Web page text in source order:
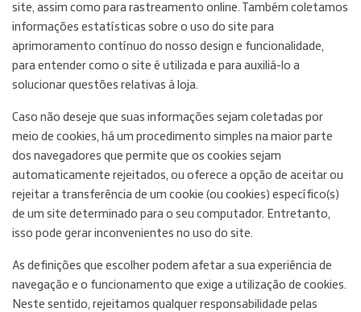
site, assim como para rastreamento online. Também coletamos
informações estatísticas sobre o uso do site para
aprimoramento contínuo do nosso design e funcionalidade,
para entender como o site é utilizada e para auxiliá-lo a
solucionar questões relativas à loja.
Caso não deseje que suas informações sejam coletadas por
meio de cookies, há um procedimento simples na maior parte
dos navegadores que permite que os cookies sejam
automaticamente rejeitados, ou oferece a opção de aceitar ou
rejeitar a transferência de um cookie (ou cookies) específico(s)
de um site determinado para o seu computador. Entretanto,
isso pode gerar inconvenientes no uso do site.
As definições que escolher podem afetar a sua experiência de
navegação e o funcionamento que exige a utilização de cookies.
Neste sentido, rejeitamos qualquer responsabilidade pelas